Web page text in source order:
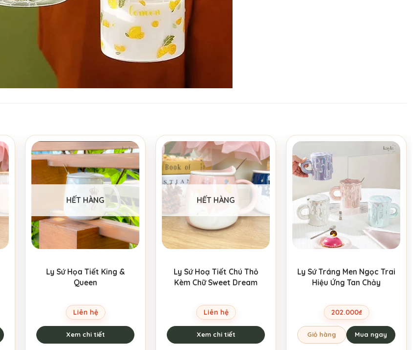
HẾT HÀNG
Ly Sứ Họa Tiết King &
Queen
Liên hệ
Xem chi tiết
HẾT HÀNG
Ly Sứ Hoạ Tiết Chú Thỏ
Kèm Chữ Sweet Dream
Liên hệ
Xem chi tiết
Ly Sứ Tráng Men Ngọc Trai
Hiệu Ứng Tan Chảy
202.000₫
Giỏ hàng Mua ngay